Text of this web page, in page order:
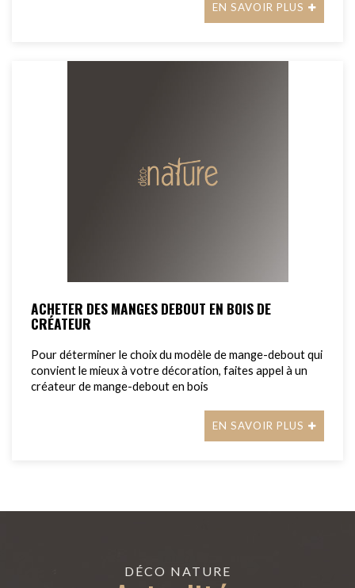
EN SAVOIR PLUS
ACHETER DES MANGES DEBOUT EN BOIS DE
CRÉATEUR
Pour déterminer le choix du modèle de mange-debout qui
convient le mieux à votre décoration, faites appel à un
créateur de mange-debout en bois
EN SAVOIR PLUS
DÉCO NATURE